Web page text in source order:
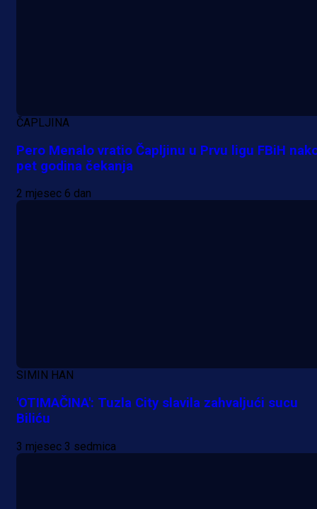
ČAPLJINA
Pero Menalo vratio Čapljinu u Prvu ligu FBiH
pet godina čekanja
2 mjesec 6 dan
SIMIN HAN
'OTIMAČINA': Tuzla City slavila zahvaljući sucu
Biliću
3 mjesec 3 sedmica